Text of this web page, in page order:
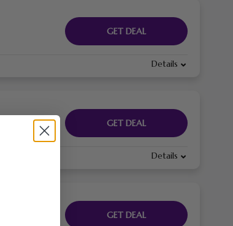
GET DEAL
Details
GET DEAL
Details
GET DEAL